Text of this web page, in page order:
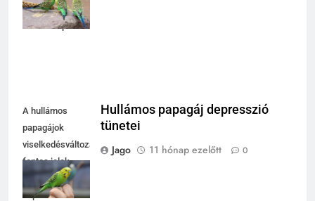
örömet hoznak a
mindennapokba.
A hullámos
papagájok
viselkedésváltozásai
fontos jelek
lehetnek a
depresszióra.
Hullámos papagáj depresszió
tünetei
Jago
11 hónap ezelőtt 0